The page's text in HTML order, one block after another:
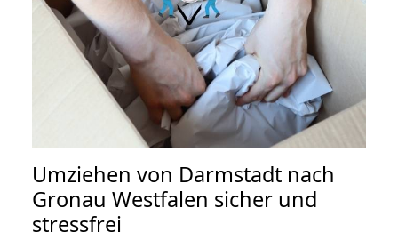
Umziehen von Darmstadt nach
Gronau Westfalen sicher und
stressfrei